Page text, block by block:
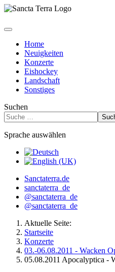
Home
Neuigkeiten
Konzerte
Eishockey
Landschaft
Sonstiges
Suchen
Sprache auswählen
Sanctaterra.de
sanctaterra_de
@sanctaterra_de
@sanctaterra_de
Aktuelle Seite:
Startseite
Konzerte
03.-06.08.2011 - Wacken
05.08.2011 Apocalyptica -